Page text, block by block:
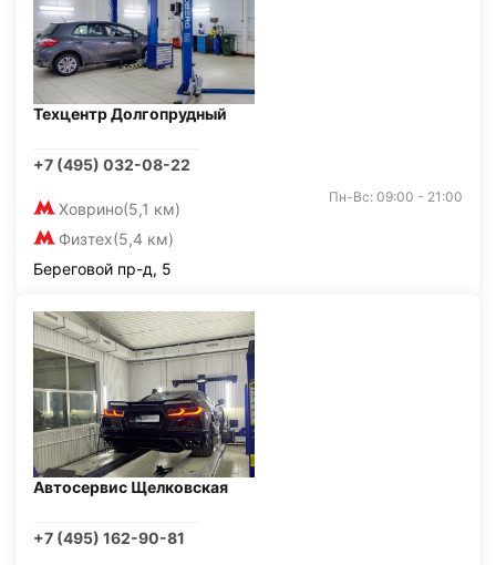
Техцентр Долгопрудный
+7 (495) 032-08-22
Ховрино(5,1 км)
Физтех(5,4 км)
Пн-Вс: 09:00 - 21:00
Береговой пр-д, 5
Автосервис Щелковская
+7 (495) 162-90-81